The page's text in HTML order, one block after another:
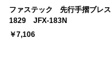
ファステック 先行手摺ブレス
1829 JFX-183N
￥7,106